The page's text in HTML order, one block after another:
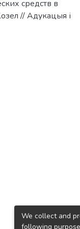
средств в
// Адукацыя і
We collect and
following